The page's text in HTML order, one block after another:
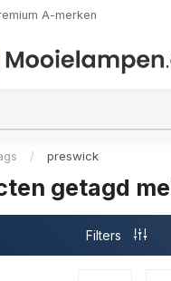
A-merken
/ preswick
getagd
Filters